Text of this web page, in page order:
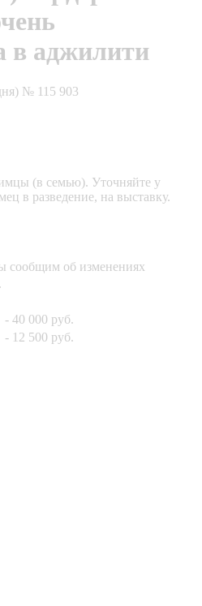
в аджилити
№ 115 903
(в семью). Уточняйте у
в разведение, на выставку.
сообщим об изменениях
- 40 000 руб.
- 12 500 руб.